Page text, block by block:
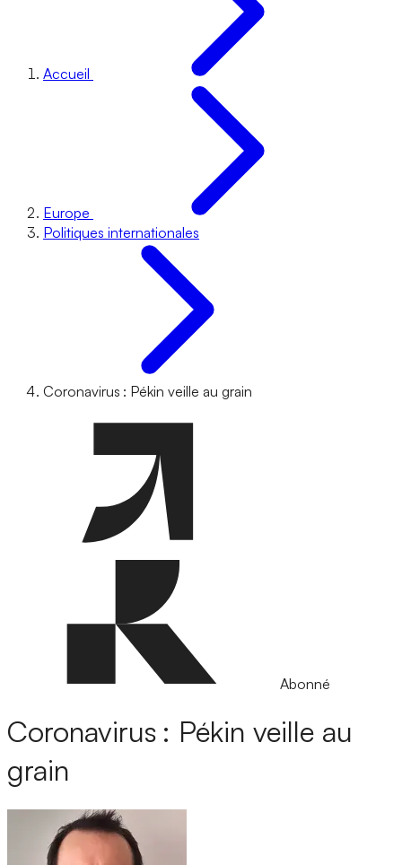
Accueil
Europe
Politiques internationales
Coronavirus : Pékin veille au grain
Abonné
Coronavirus : Pékin veille au
grain